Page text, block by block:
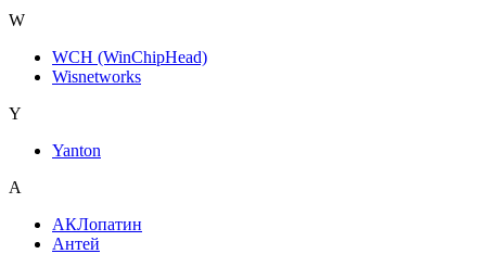
W
WCH (WinChipHead)
Wisnetworks
Y
Yanton
А
АКЛопатин
Антей